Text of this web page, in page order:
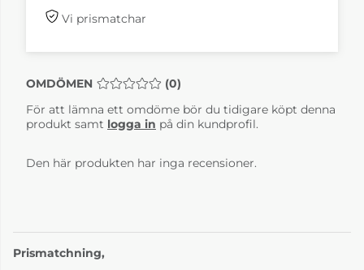
Vi prismatchar
OMDÖMEN MEDELBETYG 0 AV 5 ANTAL BETYG 0
(0)
För att lämna ett omdöme bör du tidigare köpt denna
produkt samt logga in på din kundprofil.
Den här produkten har inga recensioner.
Prismatchning,